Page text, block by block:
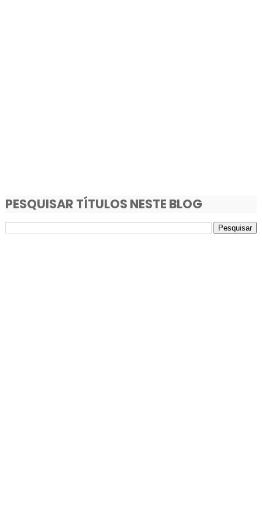
PESQUISAR TÍTULOS NESTE BLOG